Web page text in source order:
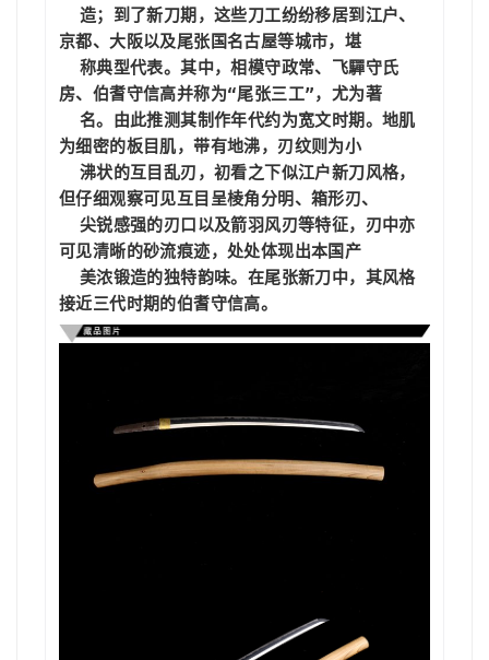
京都、大阪以及尾张国名古屋等城市，堪
房、 伯耆守信高并称为“尾张三工”，尤为著
  名。
由此推测其制作年代约为宽文时期。地肌
为细密的板目肌，带有地沸，刃纹则为小
但仔细观察可见互目呈棱角分明、箱形刃、
  尖锐感强的刃口以及
箭羽风刃等特征，刃中亦
可见清晰的砂流痕迹，处处体现出本国产